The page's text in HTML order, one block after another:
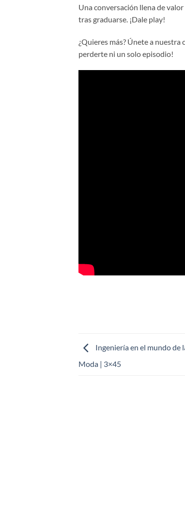
Una conversación llena de valor
tras graduarse. ¡Dale play!
¿Quieres más? Únete a nuestra
perderte ni un solo episodio!
Ingeniería en el mundo de
Moda | 3×45